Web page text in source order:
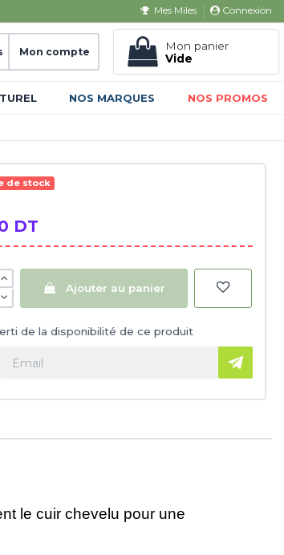
Mes Miles Connexion
Mon compte
Mon panier
Vide
NOS MARQUES NOS PROMOS
de stock
DT
Ajouter au panier
de la disponibilité de ce produit
le cuir chevelu pour une